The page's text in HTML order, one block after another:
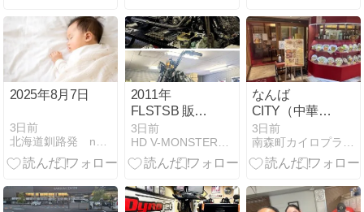
2025年8月7日
3日前
2011年
FLSTSB 販売
車 納車前点検
整備〜
3日前
なんば
CITY（中華料
理）中央軒
3日前